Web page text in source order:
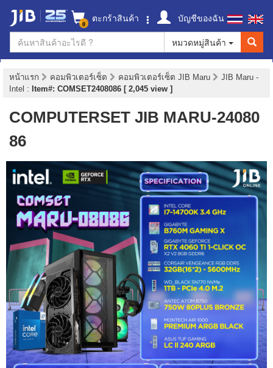
0 ตะกร้าสินค้า
บัญชีของฉัน
หมวดหมู่สินค้า
หน้าแรก คอมพิวเตอร์เซ็ต คอมพิวเตอร์เซ็ต JIB Maru
JIB Maru -
Intel : Item#: COMSET2408086 [ 2,045 view ]
COMPUTERSET JIB MARU-24080
86